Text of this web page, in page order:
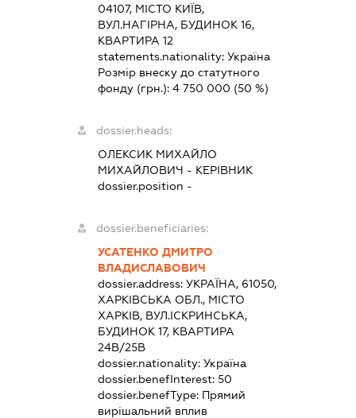
04107, МІСТО КИЇВ,
ВУЛ.НАГІРНА, БУДИНОК 16,
КВАРТИРА 12
statements.nationality: Україна
Розмір внеску до статутного
фонду (грн.): 4 750 000 (50 %)
dossier.heads:
ОЛЕКСИК МИХАЙЛО
МИХАЙЛОВИЧ - КЕРІВНИК
dossier.position -
dossier.beneficiaries:
УСАТЕНКО ДМИТРО
ВЛАДИСЛАВОВИЧ
dossier.address: УКРАЇНА, 61050,
ХАРКІВСЬКА ОБЛ., МІСТО
ХАРКІВ, ВУЛ.ІСКРИНСЬКА,
БУДИНОК 17, КВАРТИРА
24В/25В
dossier.nationality: Україна
dossier.benefInterest: 50
dossier.benefType: Прямий
вирішальний вплив